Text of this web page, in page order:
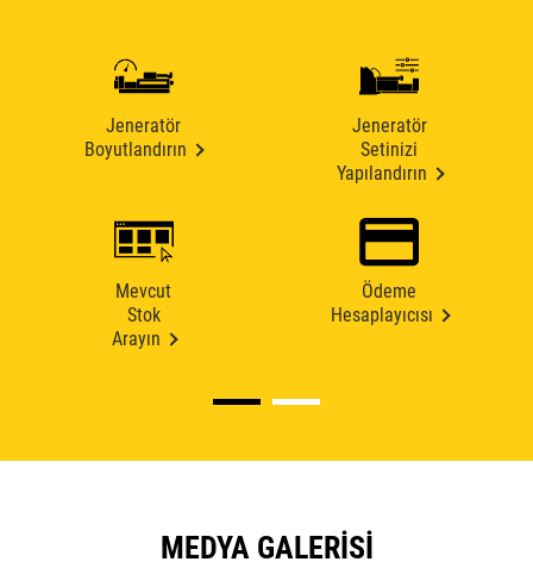
Jeneratör
Boyutlandırın
Jeneratör
Setinizi
Yapılandırın
Mevcut
Stok
Arayın
Ödeme
Hesaplayıcısı
MEDYA GALERISI